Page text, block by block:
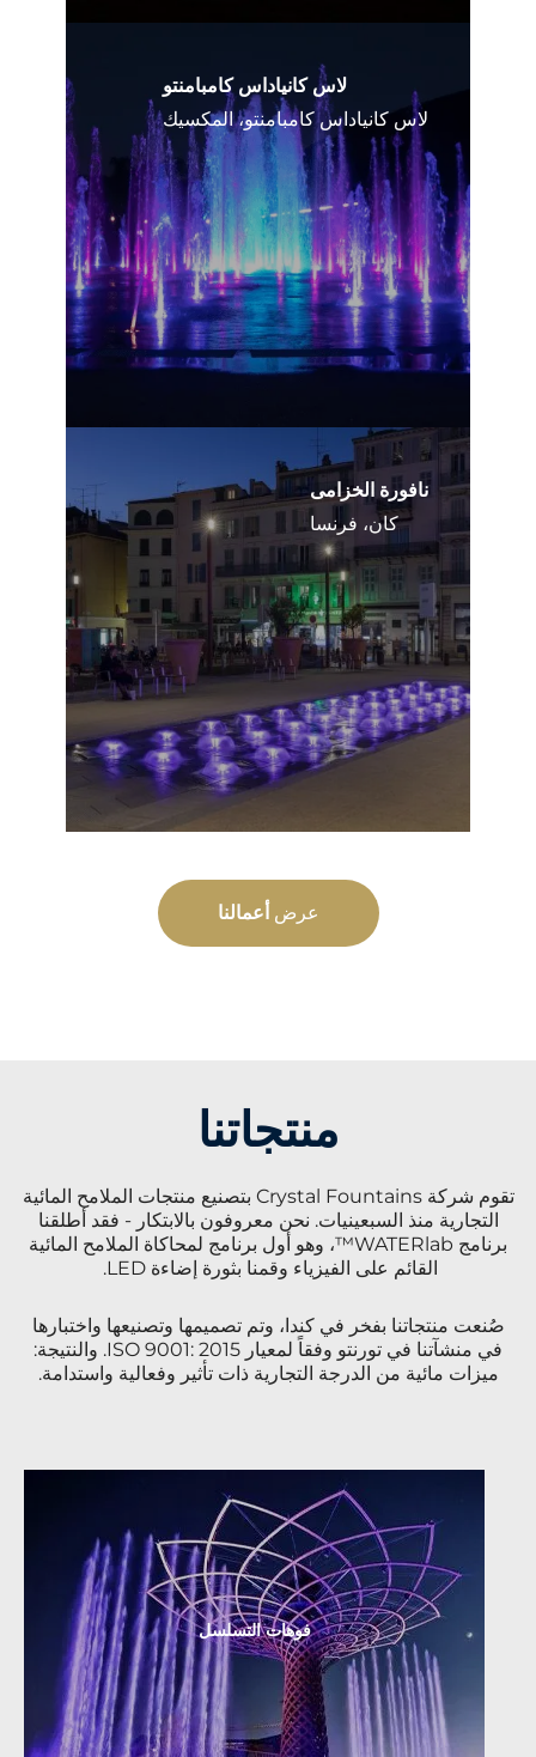
لاس كانياداس كامبامنتو
لاس كانياداس كامبامنتو، المكسيك
نافورة الخزامى
كان، فرنسا
عرض أعمالنا
منتجاتنا
تقوم شركة Crystal Fountains بتصنيع منتجات الملامح المائية
التجارية منذ السبعينيات. نحن معروفون بالابتكار - فقد أطلقنا
برنامج WATERlab™، وهو أول برنامج لمحاكاة الملامح المائية
القائم على الفيزياء وقمنا بثورة إضاءة LED.
صُنعت منتجاتنا بفخر في كندا، وتم تصميمها وتصنيعها واختبارها
في منشآتنا في تورنتو وفقاً لمعيار ISO 9001: 2015. والنتيجة:
ميزات مائية من الدرجة التجارية ذات تأثير وفعالية واستدامة.
فوهات التسلسل